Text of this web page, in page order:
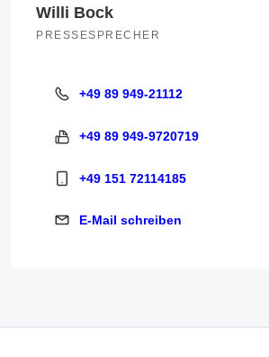
Willi Bock
PRESSESPRECHER
+49 89 949-21112
+49 89 949-21112
+49 89 949-9720719
+49 89 949-9720719
+49 151 72114185
+49 151 72114185
E-Mail schreiben
E-Mail schreiben